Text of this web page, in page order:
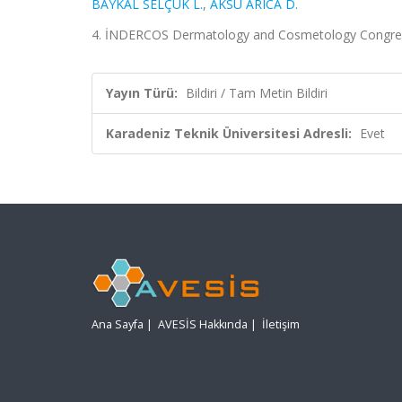
BAYKAL SELÇUK L., AKSU ARICA D.
4. İNDERCOS Dermatology and Cosmetology
Yayın Türü: Bildiri / Tam Metin Bildiri
Karadeniz Teknik Üniversitesi Adresli: Evet
Ana Sayfa | AVESİS Hakkında | İletişim